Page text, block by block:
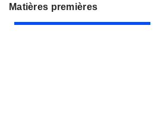
Matières premières